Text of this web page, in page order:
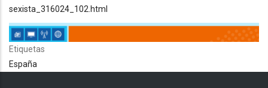
sexista_316024_102.html
Etiquetas
España